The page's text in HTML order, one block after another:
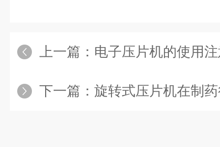
上一篇： 电子压片机的使用
下一篇： 旋转式压片机在制